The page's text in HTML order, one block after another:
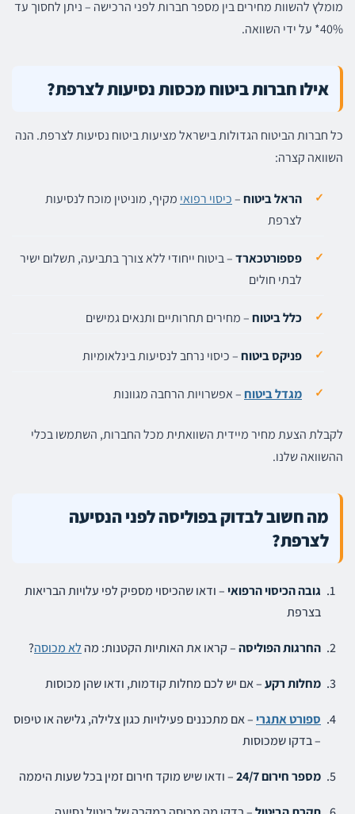
מומלץ להשוות מחירים בין מספר חברות לפני הרכישה – ניתן לחסוך עד
40%* על ידי השוואה.
אילו חברות ביטוח מכסות נסיעות לצרפת?
כל חברות הביטוח הגדולות בישראל מציעות ביטוח נסיעות לצרפת. הנה
השוואה קצרה:
הראל ביטוח–כיסוי רפואי מקיף, מוניטין מוכח לנסיעות
לצרפת
פספורטכארד– ביטוח ייחודי ללא צורך בתביעה, תשלום ישיר
לבתי חולים
כלל ביטוח– מחירים תחרותיים ותנאים גמישים
פניקס ביטוח– כיסוי נרחב לנסיעות בינלאומיות
מגדל ביטוח– אפשרויות הרחבה מגוונות
לקבלת הצעת מחיר מיידית השוואתית מכל החברות, השתמשו בכלי
ההשוואה שלנו.
מה חשוב לבדוק בפוליסה לפני הנסיעה
לצרפת?
גובה הכיסוי הרפואי– ודאו שהכיסוי מספיק לפי עלויות הבריאות
בצרפת
החרגות הפוליסה– קראו את האותיות הקטנות: מה לא מכוסה?
מחלות רקע– אם יש לכם מחלות קודמות, ודאו שהן מכוסות
ספורט אתגרי– אם מתכננים פעילויות כגון צלילה, גלישה או טיפוס
– בדקו שמכוסות
מספר חירום 24/7 – ודאו שיש מוקד חירום זמין בכל שעות היממה